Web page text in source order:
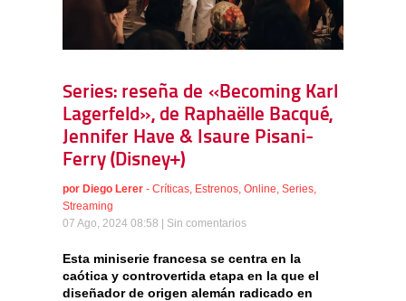
Series: reseña de «Becoming Karl
Lagerfeld», de Raphaëlle Bacqué,
Jennifer Have & Isaure Pisani-
Ferry (Disney+)
por Diego Lerer - Críticas Estrenos Online Series
Streaming
07 Ago, 2024 08:58 | Sin comentarios
Esta miniserie francesa se centra en la
caótica y controvertida etapa en la que el
diseñador de origen alemán radicado en